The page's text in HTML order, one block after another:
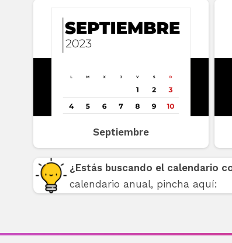
Septiembre
¿Estás buscando el calendario
calendario anual, pincha aquí: